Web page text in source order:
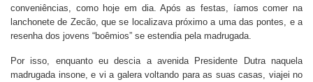
conveniências, como hoje em dia. Após as festas, íamos comer na
lanchonete de Zecão, que se localizava próximo a uma das pontes, e a
resenha dos jovens “boêmios” se estendia pela madrugada.
Por isso, enquanto eu descia a avenida Presidente Dutra naquela
madrugada insone, e vi a galera voltando para as suas casas, viajei no